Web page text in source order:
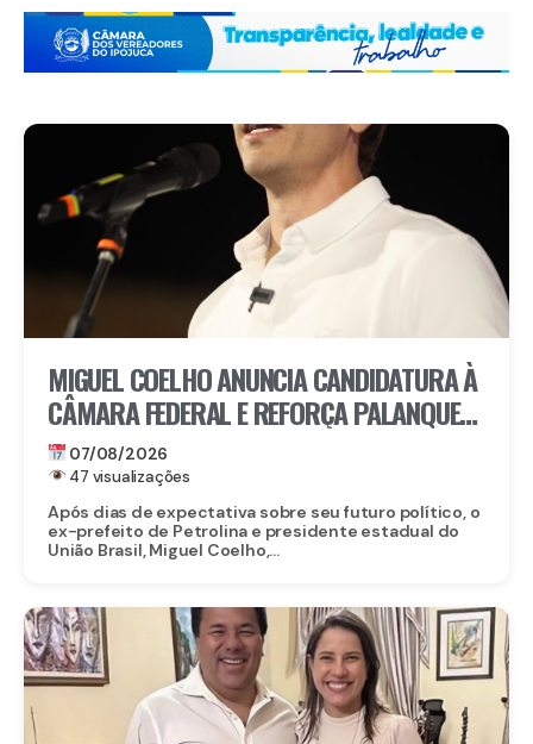
MIGUEL COELHO ANUNCIA CANDIDATURA À
CÂMARA FEDERAL E REFORÇA PALANQUE
DE RAQUEL LYRA EM PERNAMBUCO
07/08/2026
47 visualizações
Após dias de expectativa sobre seu futuro político, o
ex-prefeito de Petrolina e presidente estadual do
União Brasil, Miguel Coelho,...